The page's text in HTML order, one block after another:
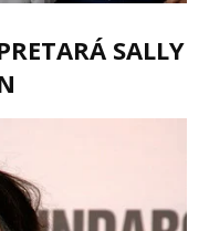
SALLY